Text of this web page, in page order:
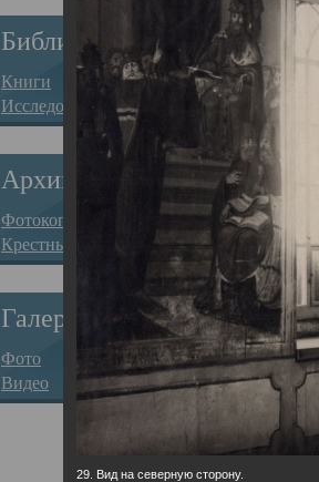
Библиотека
Книги
Исследования
Архив
Фотокопии дел
Крестные ходы
Галерея
Фото
Видео
29. Вид на северную сторону.